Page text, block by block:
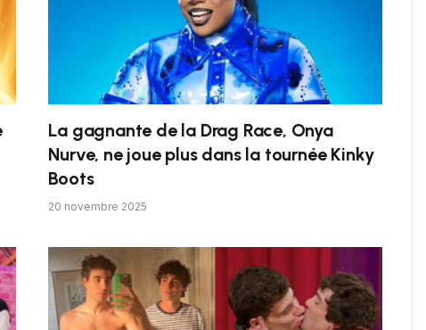
La gagnante de la Drag Race, Onya
Nurve, ne joue plus dans la tournée Kinky
Boots
20 novembre 2025